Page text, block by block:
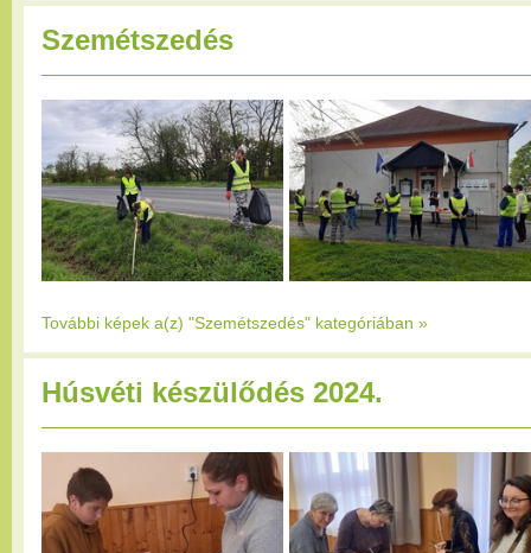
Szemétszedés
További képek a(z) "Szemétszedés" kategóriában »
Húsvéti készülődés 2024.